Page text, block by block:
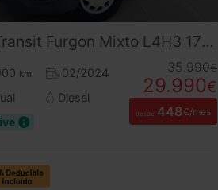
Furgon Mixto L4H3 170CV (2024) – 6 Plazas Retráctiles Gran Volumen Ocasión ¡Desde 450 €/mes!
km
02/2024
Diesel
35.990€
29.990€
desde 448€/mes